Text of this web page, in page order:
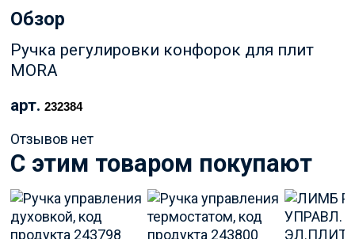
Обзор
Ручка регулировки конфорок для плит
MORA
арт. 232384
Отзывов нет
C этим товаром покупают